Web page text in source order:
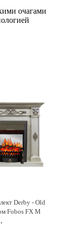
очагами
Derby - Old
Fobos FX M